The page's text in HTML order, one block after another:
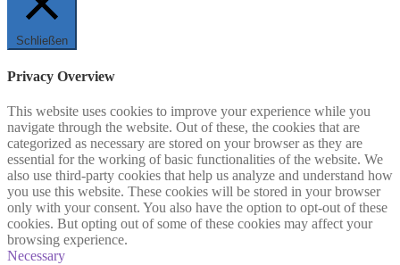
Schließen
Privacy Overview
This website uses cookies to improve your experience while you
navigate through the website. Out of these, the cookies that are
categorized as necessary are stored on your browser as they are
essential for the working of basic functionalities of the website. We
also use third-party cookies that help us analyze and understand how
you use this website. These cookies will be stored in your browser
only with your consent. You also have the option to opt-out of these
cookies. But opting out of some of these cookies may affect your
browsing experience.
Necessary